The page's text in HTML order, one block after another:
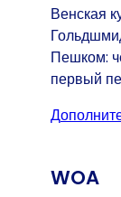
Венская
Пешком:
первый
WOA